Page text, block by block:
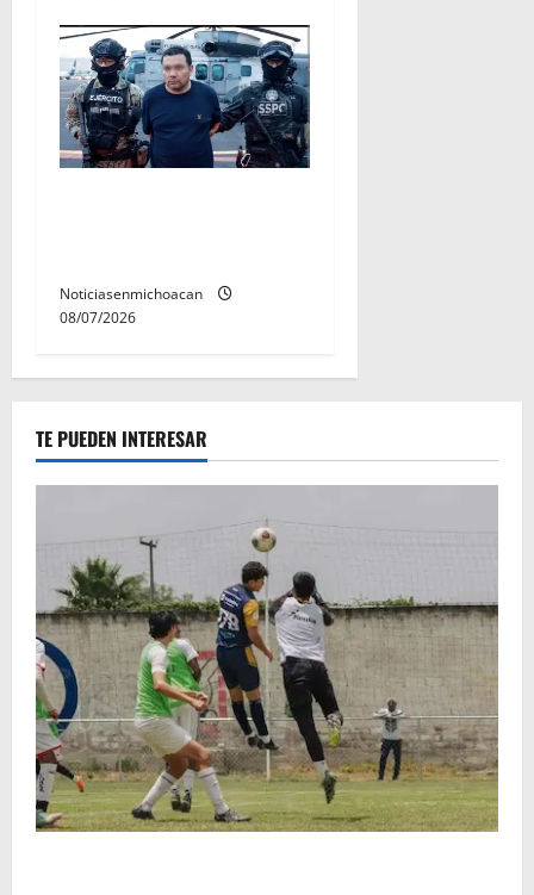
Noticiasenmichoacan
08/07/2026
TE PUEDEN INTERESAR